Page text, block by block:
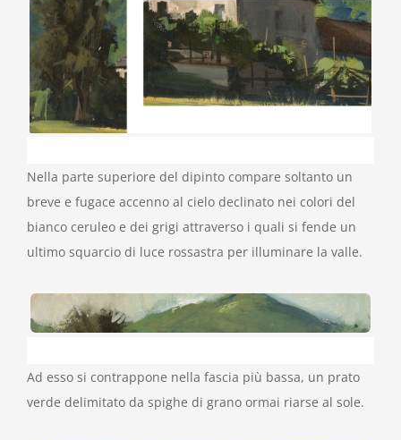
Nella parte superiore del dipinto compare soltanto un
breve e fugace accenno al cielo declinato nei colori del
bianco ceruleo e dei grigi attraverso i quali si fende un
ultimo squarcio di luce rossastra per illuminare la valle.
Ad esso si contrappone nella fascia più bassa, un prato
verde delimitato da spighe di grano ormai riarse al sole.